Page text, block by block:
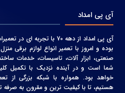
آی پی امداد
آی پی امداد از دهه 70 با
بوده و امروز با تعمیر انواع لوازم برقی
صنعتی، ابزار آلات، تاسیسات، خدمات
شما است و در آینده نزدیک با تکمیل
خواهد بود. همواره با شبکه بزرگی از
هستیم، تا با کیفیت ترین و مقرون به صرفه